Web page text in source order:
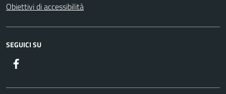
Obiettivi di accessibilità
SEGUICI SU